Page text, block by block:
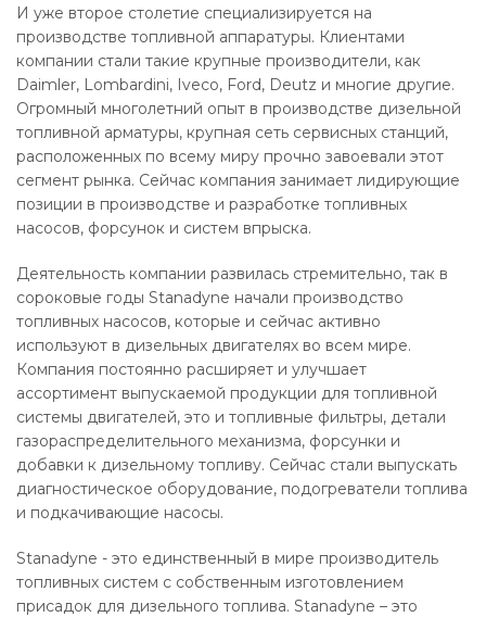
И уже второе столетие специализируется на
производстве топливной аппаратуры. Клиентами
компании стали такие крупные производители, как
Daimler, Lombardini, Iveco, Ford, Deutz и многие другие.
Огромный многолетний опыт в производстве дизельной
топливной арматуры, крупная сеть сервисных станций,
расположенных по всему миру прочно завоевали этот
сегмент рынка. Сейчас компания занимает лидирующие
позиции в производстве и разработке топливных
насосов, форсунок и систем впрыска.
Деятельность компании развилась стремительно, так в
сороковые годы Stanadyne начали производство
топливных насосов, которые и сейчас активно
используют в дизельных двигателях во всем мире.
Компания постоянно расширяет и улучшает
ассортимент выпускаемой продукции для топливной
системы двигателей, это и топливные фильтры, детали
газораспределительного механизма, форсунки и
добавки к дизельному топливу. Сейчас стали выпускать
диагностическое оборудование, подогреватели топлива
и подкачивающие насосы.
Stanadyne - это единственный в мире производитель
топливных систем с собственным изготовлением
присадок для дизельного топлива. Stanadyne – это